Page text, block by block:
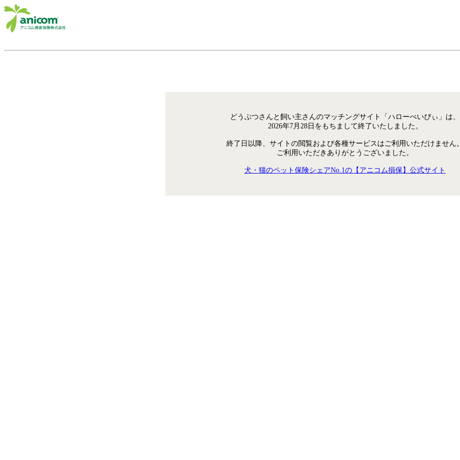
どうぶつさんと飼い主さんのマッチングサイト「ハローべいびぃ」は、
2026年7月28日をもちまして終了いたしました。
終了日以降、サイトの閲覧および各種サービスはご利用いただけません
ご利用いただきありがとうございました。
犬・猫のペット保険シェアNo.1の【アニコム損保】公式サイト